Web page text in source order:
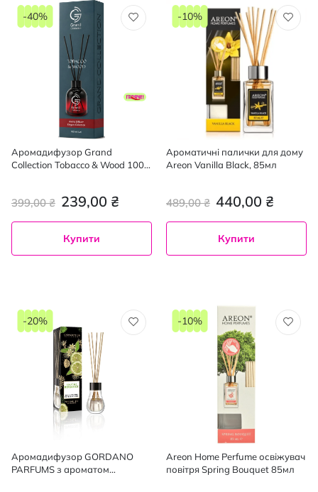
Аромадифузор Grand
Collection Tobacco & Wood 100
239,00 ₴
399,00 ₴
-40%
Купити
Ароматичні палички для дому
Areon Vanilla Black, 85мл
440,00 ₴
489,00 ₴
-10%
Купити
Аромадифузор GORDANO
PARFUMS з ароматом
-20%
Areon Home Perfume освіжувач
повітря Spring Bouquet 85мл
-10%